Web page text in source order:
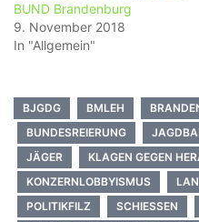
BUND Brandenburg
9. November 2018
In "Allgemein"
BJGDG BMLEH
BUNDESREIERUNG
JÄGER
KLAGEN GEGEN
KONZERNLOBBYISMUS
LAN
POLITIKFILZ
SCHIESSEN